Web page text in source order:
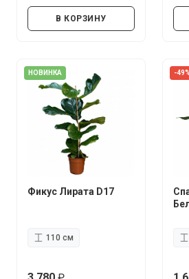
В КОРЗИНУ
НОВИНКА
Фикус Лирата D17
110 см
-49%